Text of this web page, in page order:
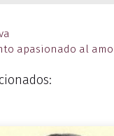
apasionado al